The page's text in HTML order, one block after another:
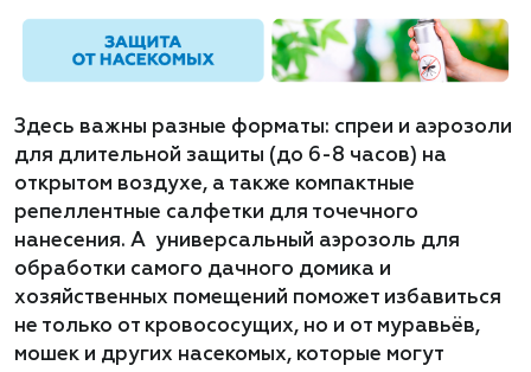
Здесь важны разные форматы: спреи и аэрозоли
для длительной защиты (до 6-8 часов) на
открытом воздухе, а также компактные
репеллентные салфетки для точечного
нанесения. А универсальный аэрозоль для
обработки самого дачного домика и
хозяйственных помещений поможет избавиться
не только от кровососущих, но и от муравьёв,
мошек и других насекомых, которые могут